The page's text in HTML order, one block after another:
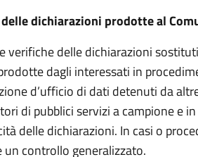
dichiarazioni prodotte al
verifiche delle dichiarazioni
dagli interessati in
d’ufficio di dati detenuti da
di pubblici servizi a campione e
delle dichiarazioni. In casi o
un controllo generalizzato.